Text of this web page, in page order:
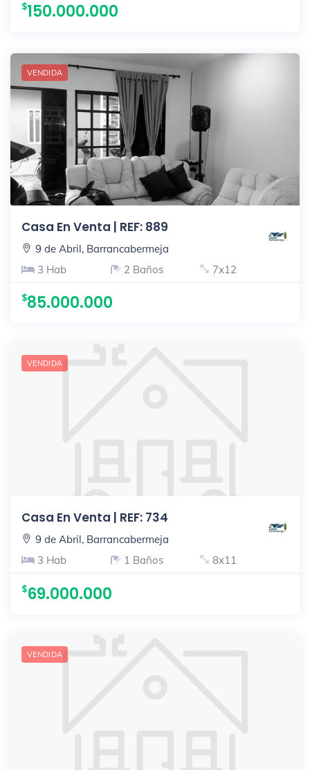
150.000.000
VENDIDA
Casa En Venta | REF: 889
9 de Abril, Barrancabermeja
3 Hab
2 Baños 7x12
85.000.000
VENDIDA
Casa En Venta | REF: 734
9 de Abril, Barrancabermeja
3 Hab
1 Baños 8x11
69.000.000
VENDIDA